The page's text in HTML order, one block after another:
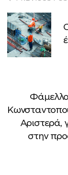
Αριστερά,
στην